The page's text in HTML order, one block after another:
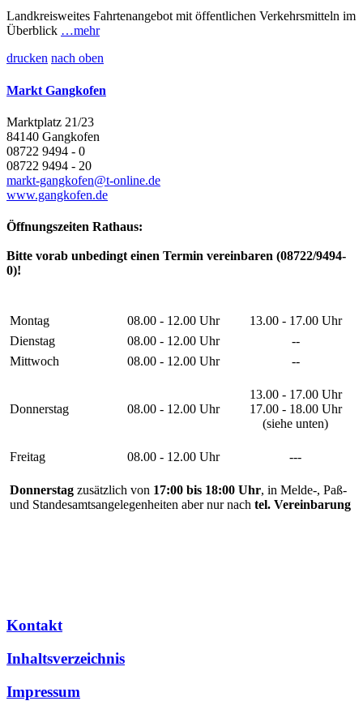
Landkreisweites Fahrtenangebot mit öffentlichen Verkehrsmitteln im
Überblick …mehr
drucken nach oben
Markt Gangkofen
Marktplatz 21/23
84140 Gangkofen
08722 9494 - 0
08722 9494 - 20
markt-gangkofen@t-online.de
www.gangkofen.de
Öffnungszeiten Rathaus:
Bitte vorab unbedingt einen Termin vereinbaren (08722/9494-
0)!
Montag 08.00 - 12.00 Uhr
13.00 - 17.00 Uhr
Dienstag
08.00 - 12.00 Uhr
--
Mittwoch
08.00 - 12.00 Uhr --
Donnerstag 08.00 - 12.00 Uhr
13.00 - 17.00 Uhr
17.00 - 18.00 Uhr
(siehe unten)
Freitag 08.00 - 12.00 Uhr ---
Donnerstag zusätzlich von 17:00 bis 18:00 Uhr, in Melde-, Paß-
und Standesamtsangelegenheiten aber nur nach tel. Vereinbarung
Kontakt
Inhaltsverzeichnis
Impressum